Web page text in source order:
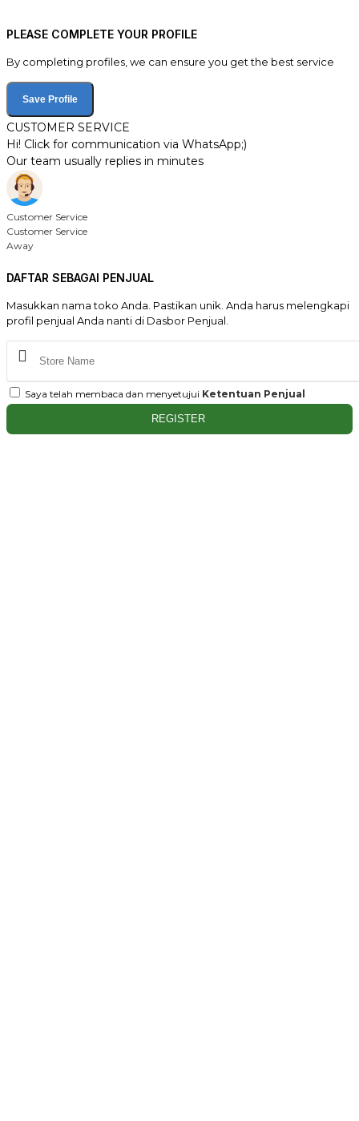
PLEASE COMPLETE YOUR PROFILE
By completing profiles, we can ensure you get the best service
Save Profile
CUSTOMER SERVICE
Hi! Click for communication via WhatsApp;)
Our team usually replies in minutes
Customer Service
Customer Service
Away
DAFTAR SEBAGAI PENJUAL
Masukkan nama toko Anda. Pastikan unik. Anda harus melengkapi
profil penjual Anda nanti di Dasbor Penjual.
Saya telah membaca dan menyetujui Ketentuan Penjual
REGISTER